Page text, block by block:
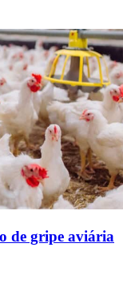
de gripe aviária